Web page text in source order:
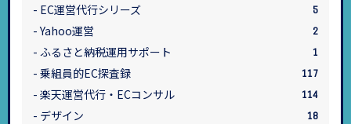
EC運営代行シリーズ 5
Yahoo運営 2
ふるさと納税運用サポート 1
乗組員的EC探査録 117
楽天運営代行・ECコンサル 114
デザイン 18